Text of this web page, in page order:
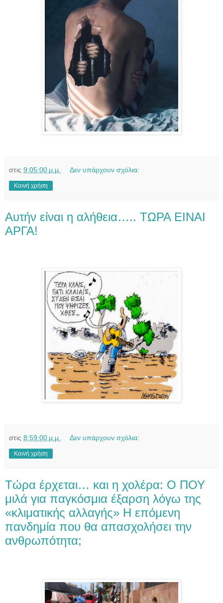
στις 9:05:00 μ.μ. Δεν υπάρχουν σχόλια:
Κοινή χρήση
Αυτήν είναι η αλήθεια….. ΤΩΡΑ ΕΙΝΑΙ
ΑΡΓΑ!
στις 8:59:00 μ.μ. Δεν υπάρχουν σχόλια:
Κοινή χρήση
Τώρα έρχεται… και η χολέρα: Ο ΠΟΥ
μιλά για παγκόσμια έξαρση λόγω της
«κλιματικής αλλαγής» Η επόμενη
πανδημία που θα απασχολήσει την
ανθρωπότητα;